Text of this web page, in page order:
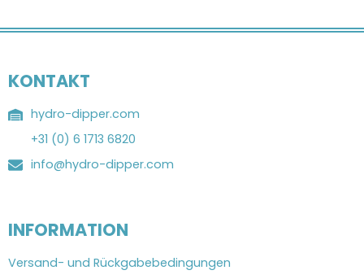
KONTAKT
hydro-dipper.com
+31 (0) 6 1713 6820
info@hydro-dipper.com
INFORMATION
Versand- und Rückgabebedingungen